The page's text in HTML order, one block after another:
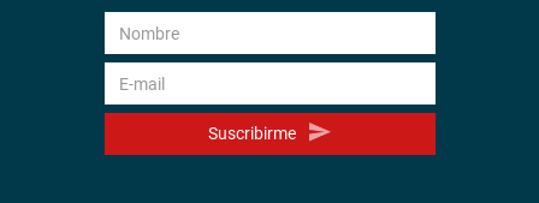
Suscribirme